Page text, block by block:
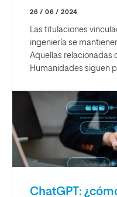
26 / 06 / 2024
Las titulaciones
ingeniería se
Aquellas relacionadas
Humanidades siguen
ChatGPT: